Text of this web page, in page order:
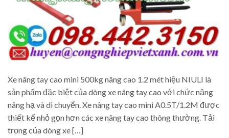
Xe nâng tay cao mini 500kg nâng cao 1.2 mét hiệu NIULI là
sản phẩm đặc biệt của dòng xe nâng tay cao với chức năng
nâng hạ và di chuyển. Xe nâng tay cao mini A0.5T/1.2M được
thiết kế nhỏ gọn hơn các xe nâng tay cao thông thường. Tải
trọng của dòng xe […]